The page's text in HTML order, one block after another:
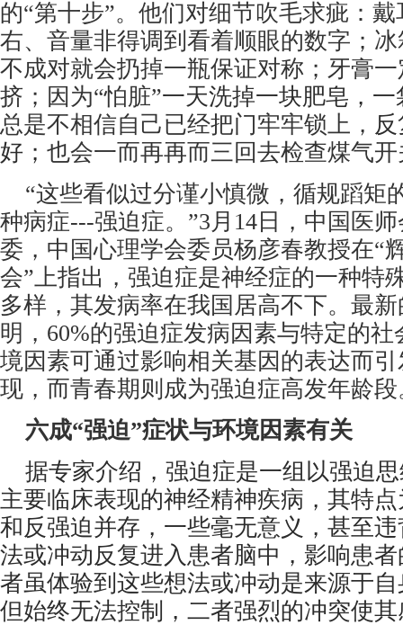
的“第十步”。他们对细节吹毛求疵：
右、音量非得调到看着顺眼的数字；
不成对就会扔掉一瓶保证对称；牙膏
挤；因为“怕脏”一天洗掉一块肥皂，一
总是不相信自己已经把门牢牢锁上，
好； 也会一而再再而三回去检查煤气
“这些看似过分谨小慎微，循规蹈矩
种病症---强迫症。”3月 14 日，中国医
委，中国心理学会委员杨彦春教授在“
会”上指出，强迫症是神经症的一种特
多样，其发病率在我国居高不下。最
明， 60%的强迫症发病因素与特定的社
境因素可通过影响相关基因的表达而
现，而青春期则成为强迫症高发年龄段
六成“强迫”症状与环境因素有关
据专家介绍，强迫症是一组以强迫
主要临床表现的神经精神疾病，其特
和反强迫并存，一些毫无意义，甚至
法或冲动反复进入患者脑中，影响患
者虽体验到这些想法或冲动是来源于
但始终无法控制，二者强烈的冲突使